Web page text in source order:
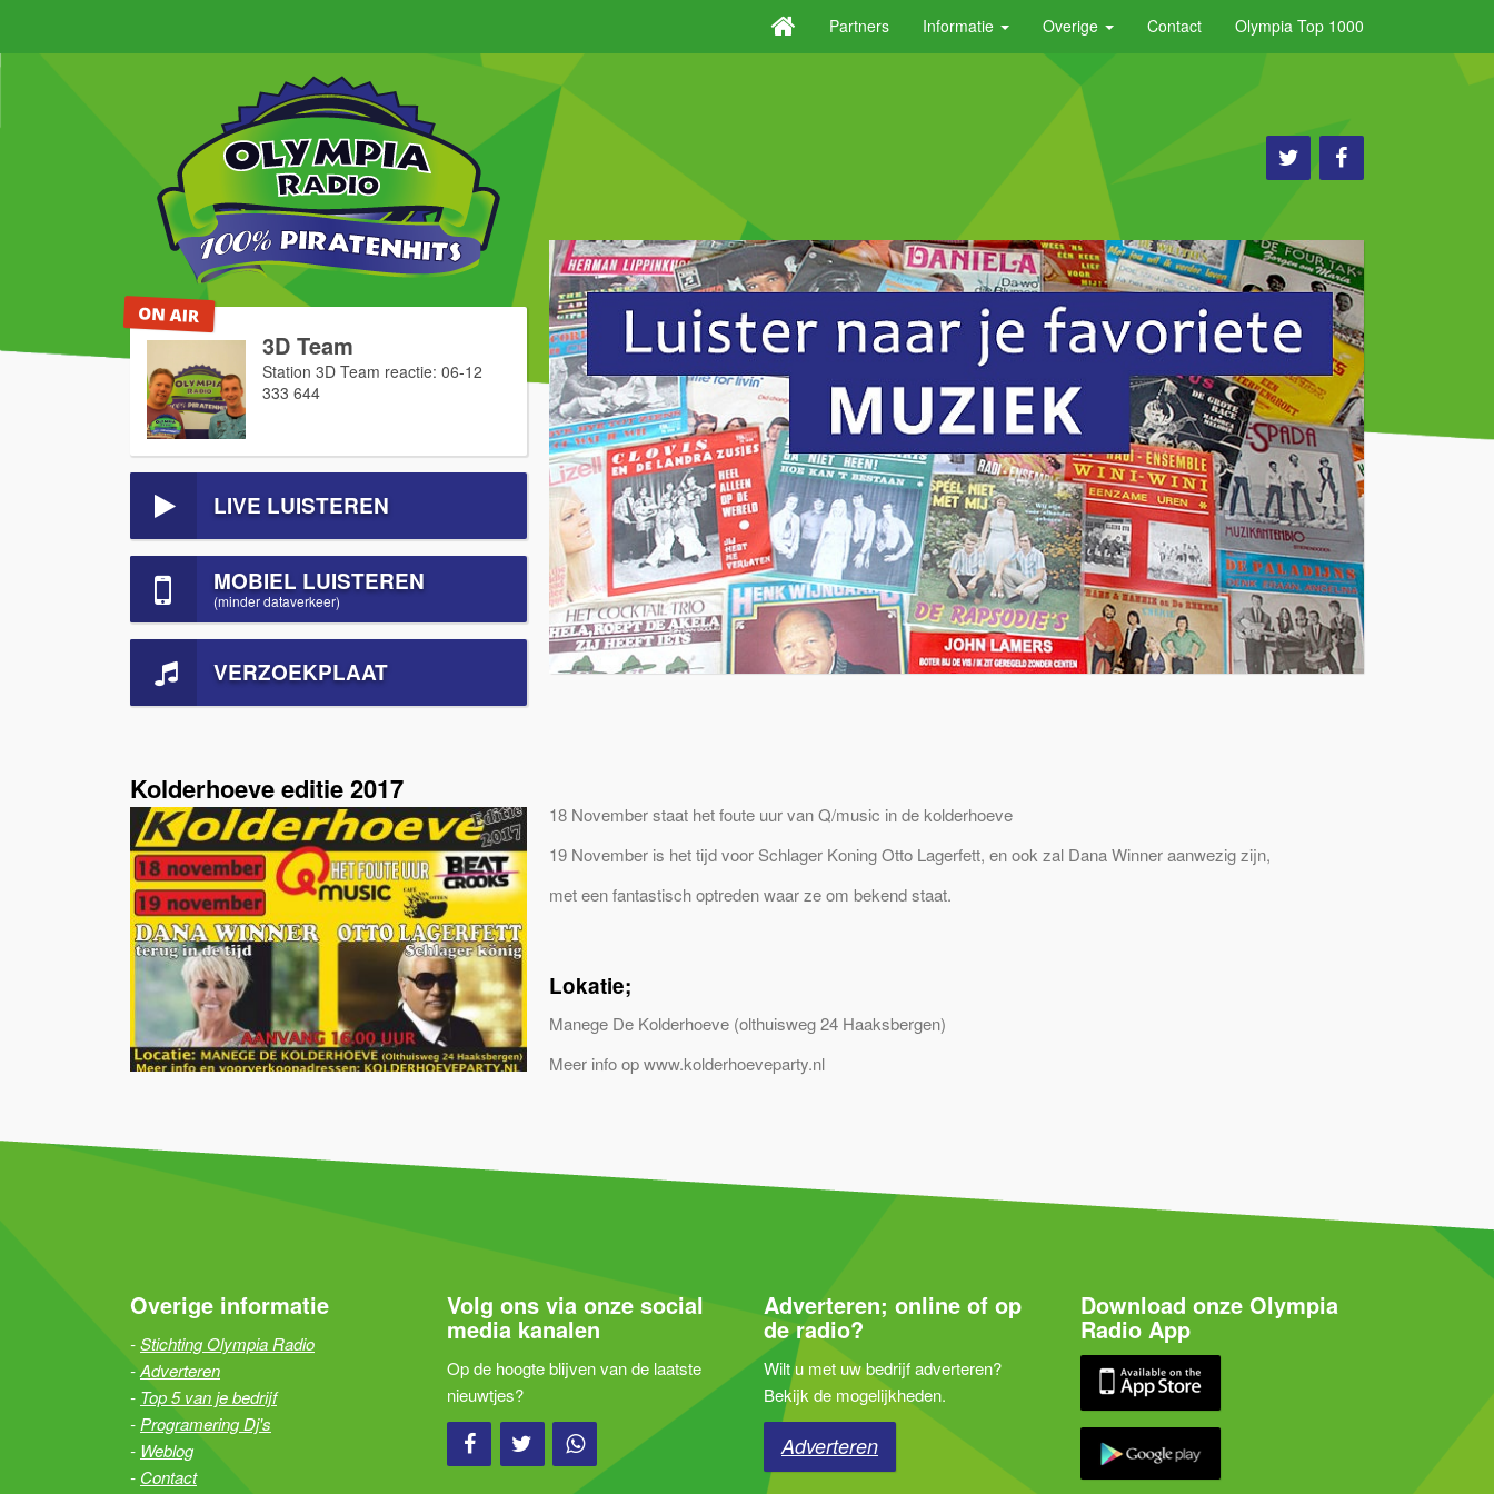
Partners Informatie Overige Contact Olympia Top 1000
3D Team
Station 3D Team reactie: 06-12
333 644
LIVE LUISTEREN
MOBIEL LUISTEREN
(minder dataverkeer)
VERZOEKPLAAT
Kolderhoeve editie 2017
18 November staat het foute uur van Q/music in de kolderhoeve
19 November is het tijd voor Schlager Koning Otto Lagerfett, en ook zal Dana Winner aanwezig zijn,
met een fantastisch optreden waar ze om bekend staat.
Lokatie;
Manege De Kolderhoeve (olthuisweg 24 Haaksbergen)
Meer info op www.kolderhoeveparty.nl
Overige informatie
Stichting Olympia Radio
Adverteren
Top 5 van je bedrijf
Programering Dj's
Weblog
Contact
Volg ons via onze social
media kanalen
Op de hoogte blijven van de laatste
nieuwtjes?
Adverteren; online of op
de radio?
Wilt u met uw bedrijf adverteren?
Bekijk de mogelijkheden.
Adverteren
Download onze Olympia
Radio App